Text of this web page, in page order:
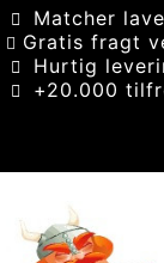
Matcher
Gratis fragt
Hurtig
+20.000